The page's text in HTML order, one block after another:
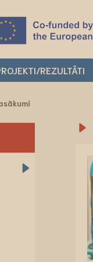
REZULTĀTI